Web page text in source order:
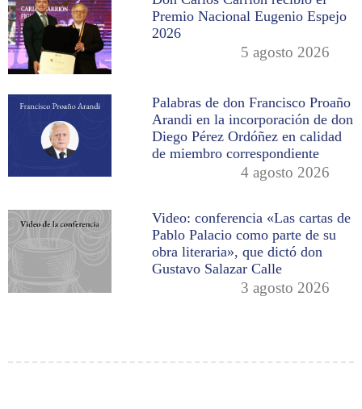
Premio Nacional Eugenio Espejo
2026
5 agosto 2026
Palabras de don Francisco Proaño
Arandi en la incorporación de don
Diego Pérez Ordóñez en calidad
de miembro correspondiente
4 agosto 2026
Video: conferencia «Las cartas de
Pablo Palacio como parte de su
obra literaria», que dictó don
Gustavo Salazar Calle
3 agosto 2026